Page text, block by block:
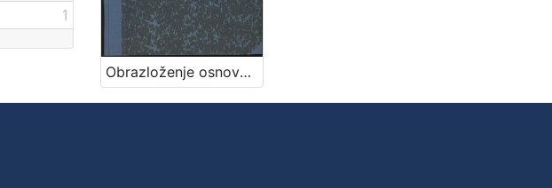
1
Obrazloženje osnove gradjevnoga reda za slob. i kralj. glavni grad Zagreb / sastavio gradski viećnik Adolf Hudovski po nalogu gradskoga načelnika Adolfa Mošinsky-a